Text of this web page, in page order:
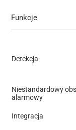
Funkcje
Detekcja
Niestandardowy
alarmowy
Integracja